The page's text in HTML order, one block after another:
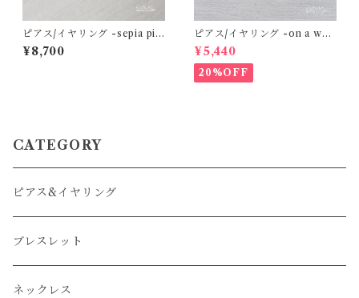
ピアス/イヤリング -sepia pin
k nostalgia- ブラウンムーン
ストーン×インカローズ×ピー
¥8,700
ピアス/イヤリング -on a whit
e sand beach- 淡水パール×ア
バロンシェルクリスタル×アク
アマリン×エチオピアンオパー
ル 14kgf
¥5,440
20%OFF
CATEGORY
ピアス&イヤリング
ブレスレット
ネックレス